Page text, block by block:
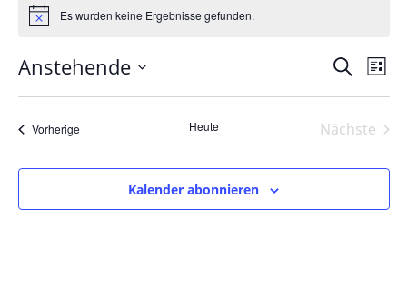
HinweisEs wurden keine Ergebnisse gefunden.
Suche
und
SucheListe
Anstehende
Datum
wählen.
VorherigeVeranstaltungen Heute
Nächste
Kalender abonnieren